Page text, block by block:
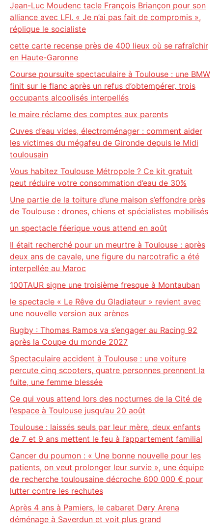
Jean-Luc Moudenc tacle François Briançon pour son
alliance avec LFI. « Je n’ai pas fait de compromis »,
réplique le socialiste
cette carte recense près de 400 lieux où se rafraîchir
en Haute-Garonne
Course poursuite spectaculaire à Toulouse : une BMW
finit sur le flanc après un refus d’obtempérer, trois
occupants alcoolisés interpellés
le maire réclame des comptes aux parents
Cuves d’eau vides, électroménager : comment aider
les victimes du mégafeu de Gironde depuis le Midi
toulousain
Vous habitez Toulouse Métropole ? Ce kit gratuit
peut réduire votre consommation d’eau de 30%
Une partie de la toiture d’une maison s’effondre près
de Toulouse : drones, chiens et spécialistes mobilisés
un spectacle féerique vous attend en août
Il était recherché pour un meurtre à Toulouse : après
deux ans de cavale, une figure du narcotrafic a été
interpellée au Maroc
100TAUR signe une troisième fresque à Montauban
le spectacle « Le Rêve du Gladiateur » revient avec
une nouvelle version aux arènes
Rugby : Thomas Ramos va s’engager au Racing 92
après la Coupe du monde 2027
Spectaculaire accident à Toulouse : une voiture
percute cinq scooters, quatre personnes prennent la
fuite, une femme blessée
Ce qui vous attend lors des nocturnes de la Cité de
l’espace à Toulouse jusqu’au 20 août
Toulouse : laissés seuls par leur mère, deux enfants
de 7 et 9 ans mettent le feu à l’appartement familial
Cancer du poumon : « Une bonne nouvelle pour les
patients, on veut prolonger leur survie », une équipe
de recherche toulousaine décroche 600 000 € pour
lutter contre les rechutes
Après 4 ans à Pamiers, le cabaret Døry Arena
déménage à Saverdun et voit plus grand